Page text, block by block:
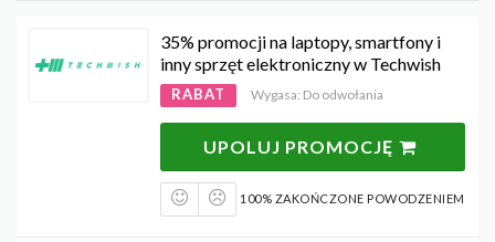
35% promocji na laptopy, smartfony i
inny sprzęt elektroniczny w Techwish
RABAT Wygasa: Do odwołania
UPOLUJ PROMOCJĘ
100% ZAKOŃCZONE POWODZENIEM